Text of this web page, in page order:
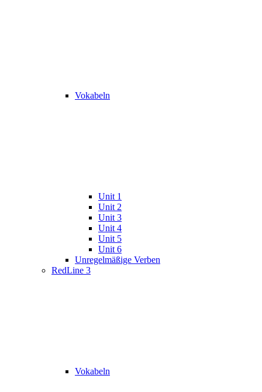
Vokabeln
Unit 1
Unit 2
Unit 3
Unit 4
Unit 5
Unit 6
Unregelmäßige Verben
RedLine 3
Vokabeln